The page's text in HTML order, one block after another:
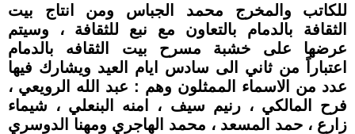
للكاتب والمخرج محمد الجباس ومن انتاج بيت
الثقافة بالدمام بالتعاون مع نبع للثقافة ، وسيتم
عرضها على خشبة مسرح بيت الثقافه بالدمام
اعتباراً من ثاني الى سادس ايام العيد ويشارك فيها
عدد من الاسماء الممثلون وهم : عبد الله الرويعي ،
فرح المالكي ، رنيم سيف ، امنه البنعلي ، شيماء
زارع ، حمد المسعد ، محمد الهاجري ومهنا الدوسري